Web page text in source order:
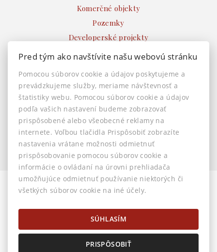
Komerčné objekty
Pozemky
Developerské projekty
Ostatné
INFO
Makléri
Napíšte nám
Kontakt
Nastavenie cookies
© 2026 -AstonReal s.r.o.
Horná 32, Banská Bystrica 974 01, Tel.: 0905 222 055, E-mail:
info@astonreal.sk
Prepnúť na verziu pre počítače
Pred tým ako navštívite našu webovú stránku
Pomocou súborov cookie a údajov poskytujeme a
prevádzkujeme služby, meriame návštevnosť a
štatistiky webu. Pomocou súborov cookie a údajov
podľa vašich nastavení budeme zobrazovať
prispôsobené alebo všeobecné reklamy na
internete. Voľbou tlačidla Prispôsobiť zobrazíte
nastavenia vrátane možnosti odmietnuť
prispôsobovanie pomocou súborov cookie a
informácie o ovládaní na úrovni prehliadača
umožňujúce odmietnuť používanie niektorých či
všetkých súborov cookie na iné účely.
SÚHLASÍM
PRISPÔSOBIŤ